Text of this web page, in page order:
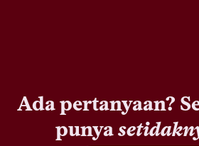
Ada pertanyaan?
punya